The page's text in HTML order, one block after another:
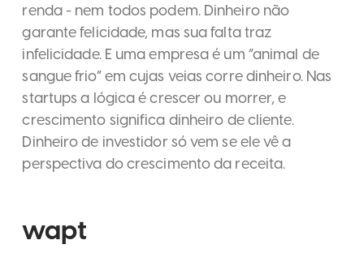
renda - nem todos podem. Dinheiro não
garante felicidade, mas sua falta traz
infelicidade. E uma empresa é um “animal de
sangue frio” em cujas veias corre dinheiro. Nas
startups a lógica é crescer ou morrer, e
crescimento significa dinheiro de cliente.
Dinheiro de investidor só vem se ele vê a
perspectiva do crescimento da receita.
wapt